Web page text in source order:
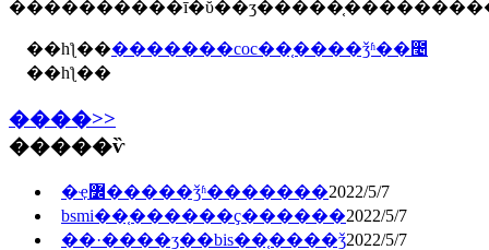
��һƪ���������coc��֤����ǯʱ��೤
��һƪ��
����>>
�����ѷ
�ҿ߼�����ǯʱ�������2022/5/7
bsmi��֤������ҫ������2022/5/7
��·����ӡ��bis��֤����ǯ2022/5/7